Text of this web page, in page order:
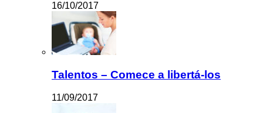
16/10/2017
Talentos – Comece a libertá-los
11/09/2017